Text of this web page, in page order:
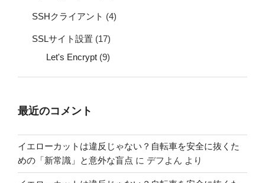
SSHクライアント (4)
SSLサイト設置 (17)
Let's Encrypt (9)
最近のコメント
イエローカットは違反じゃない？自転車を安全に抜くた
めの「新常識」と意外な盲点 に デフよん より